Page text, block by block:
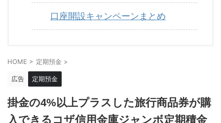
口座開設キャンペーンまとめ
HOME > 定期預金 >
広告 定期預金
掛金の4%以上プラスした旅行商品券が購
入できるコザ信用金庫ジャンボ定期積金